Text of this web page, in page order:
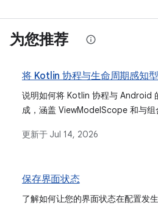
为您推荐
将 Kotlin 协程与生命周期感知
说明如何将 Kotlin 协程与 Android
成，涵盖 ViewModelScope 和与
更新于 Jul 14, 2026
保存界面状态
了解如何让您的界面状态在配置发